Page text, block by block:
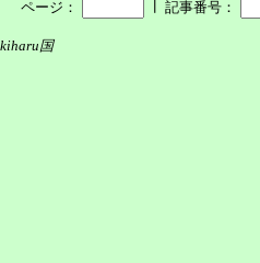
ページ：
記事番号：
国